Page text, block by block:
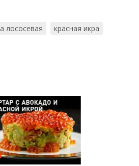
лососевая красная икра